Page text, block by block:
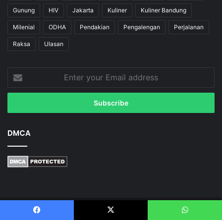
Gunung HIV Jakarta Kuliner Kuliner Bandung
Milenial ODHA Pendakian Pengalengan Perjalanan
Raksa Ulasan
Enter
your
Email
DMCA
Abang Dayu © 2023 | Webdev by